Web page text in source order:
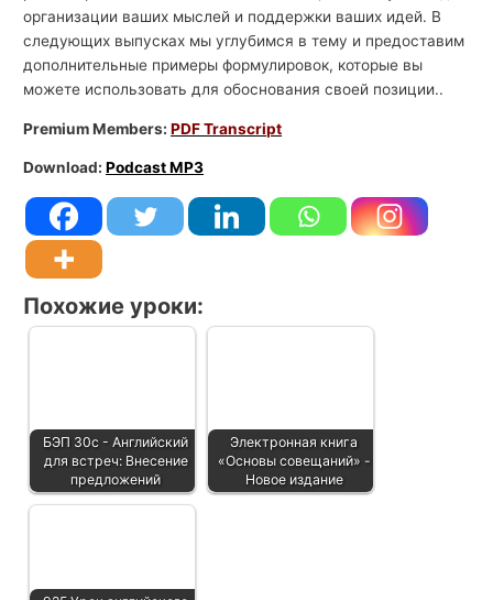
организации ваших мыслей и поддержки ваших идей. В
следующих выпусках мы углубимся в тему и предоставим
дополнительные примеры формулировок, которые вы
можете использовать для обоснования своей позиции..
Premium Members:PDF Transcript
Download:Podcast MP3
Похожие уроки:
БЭП 30с - Английский
для встреч: Внесение
предложений
Электронная книга
«Основы совещаний» -
Новое издание